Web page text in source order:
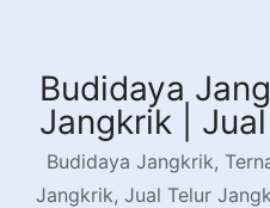
contentBudidaya
Jangkrik |
Budidaya Jangkrik,
Jangkrik, Jual Telur